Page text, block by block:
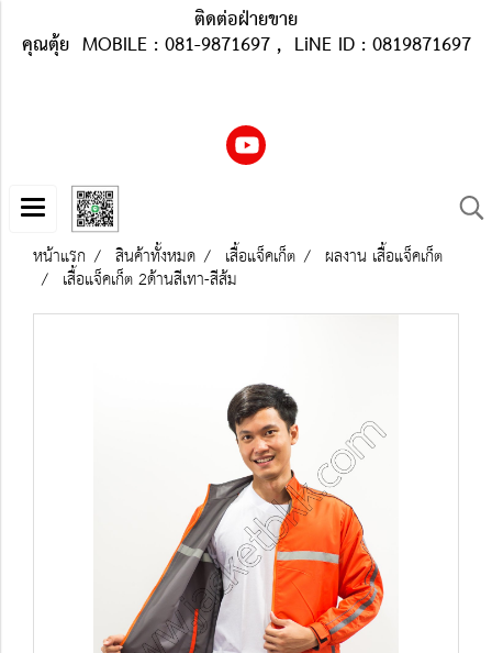
ติดต่อฝ่ายขาย
คุณตุ้ย MOBILE : 081-9871697 , LiNE ID : 0819871697
หน้าแรก สินค้าทั้งหมด เสื้อแจ็คเก็ต ผลงาน เสื้อแจ็คเก็ต
เสื้อแจ็คเก็ต 2ด้านสีเทา-สีส้ม